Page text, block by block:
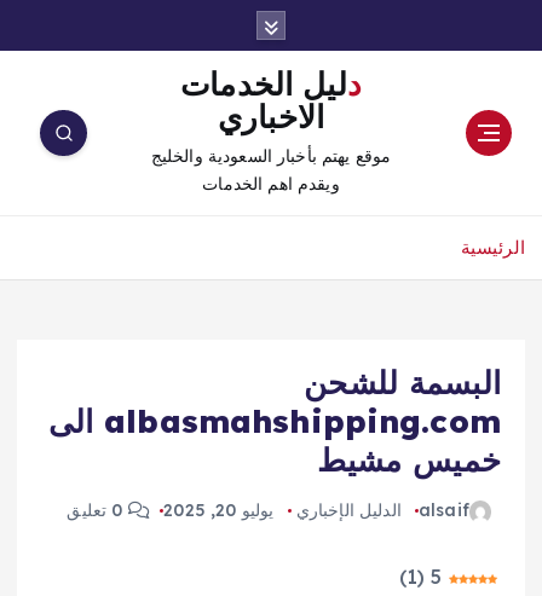
دليل الخدمات
الاخباري
موقع يهتم بأخبار السعودية والخليج
ويقدم اهم الخدمات
الرئيسية
البسمة للشحن
albasmahshipping.com الى
خميس مشيط
alsaif الدليل الإخباري يوليو 20, 2025
5
(
1
)